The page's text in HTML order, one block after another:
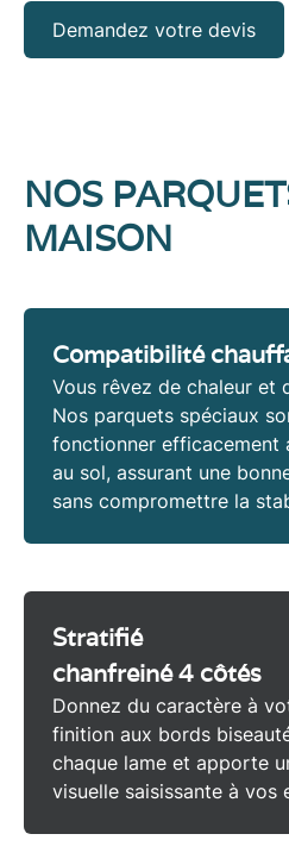
Demandez votre devis
NOS
MAISON
Compatibilité
Vous rêvez de chaleur et
Nos parquets spéciaux
fonctionner efficacement
au sol, assurant une
sans compromettre la
Stratifié
chanfreiné 4 côtés
Donnez du caractère à
finition aux bords
chaque lame et apporte
visuelle saisissante à vos